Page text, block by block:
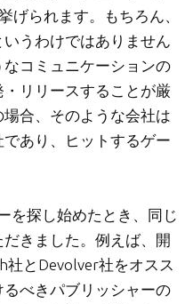
げられます。もちろん、
うわけではありません
コミュニケーションの
リリースすることが厳
合、そのような会社は
あり、ヒットするゲー
を探し始めたとき、同じ
きました。例えば、開
とDevolver社をオスス
べきパブリッシャーの